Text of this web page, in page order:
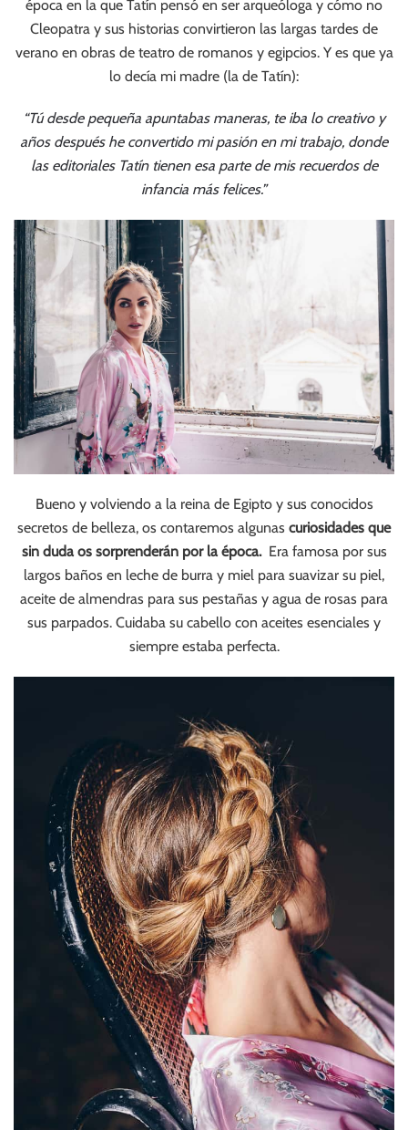
época en la que Tatín pensó en ser arqueóloga y cómo no
Cleopatra y sus historias convirtieron las largas tardes de
verano en obras de teatro de romanos y egipcios. Y es que ya
lo decía mi madre (la de Tatín):
“Tú desde pequeña apuntabas maneras, te iba lo creativo y
años después he convertido mi pasión en mi trabajo, donde
las editoriales Tatín tienen esa parte de mis recuerdos de
infancia más felices.”
Bueno y volviendo a la reina de Egipto y sus conocidos
secretos de belleza, os contaremos algunas curiosidades que
sin duda os sorprenderán por la época. Era famosa por sus
largos baños en leche de burra y miel para suavizar su piel,
aceite de almendras para sus pestañas y agua de rosas para
sus parpados. Cuidaba su cabello con aceites esenciales y
siempre estaba perfecta.